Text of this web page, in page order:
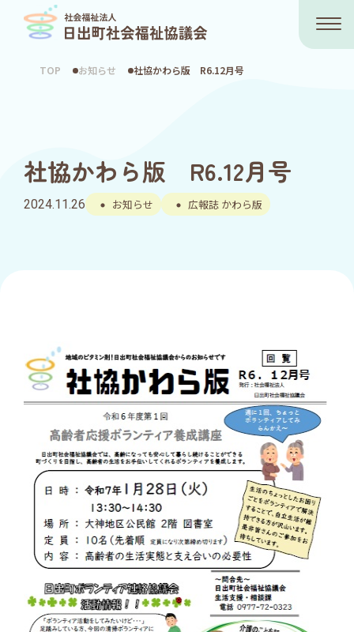
TOP お知らせ 社協かわら版 R6.12月号
社協かわら版 R6.12月号
2024.11.26 お知らせ 広報誌 かわら版